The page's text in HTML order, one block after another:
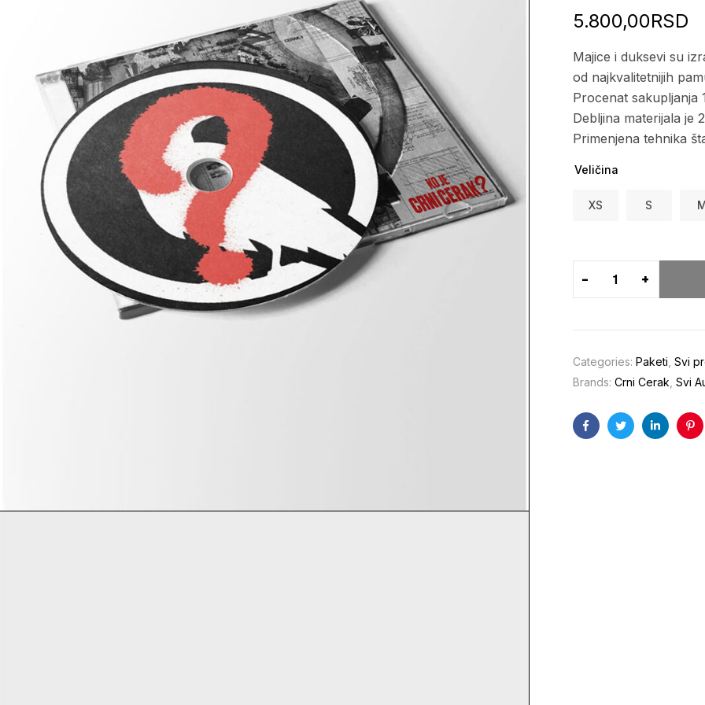
5.800,00RSD
Majice i duksevi su
od najkvalitetnijih
Procenat sakupljanja
Debljina materijala je
Primenjena tehnika
Veličina
XS S
- +
Categories: Paketi Svi
Brands: Crni Cerak Svi
FacebookTwitterLinkedin